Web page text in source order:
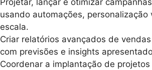
Projetar, lançar e otimizar
usando automações,
escala.
Criar relatórios avançados de
com previsões e insights
Coordenar a implantação de